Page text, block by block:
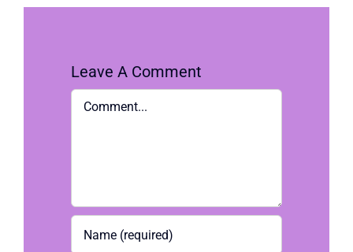
Leave A Comment
Comment